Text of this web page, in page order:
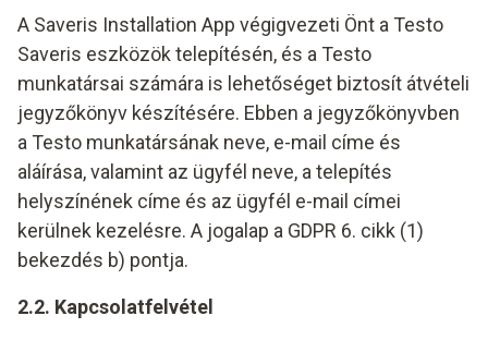
A Saveris Installation App végigvezeti Önt a Testo
Saveris eszközök telepítésén, és a Testo
munkatársai számára is lehetőséget biztosít átvételi
jegyzőkönyv készítésére. Ebben a jegyzőkönyvben
a Testo munkatársának neve, e-mail címe és
aláírása, valamint az ügyfél neve, a telepítés
helyszínének címe és az ügyfél e-mail címei
kerülnek kezelésre. A jogalap a GDPR 6. cikk (1)
bekezdés b) pontja.
2.2. Kapcsolatfelvétel